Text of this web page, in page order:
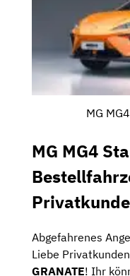
MG
MG MG4
Abgefahrenes
Liebe
GRANATE! Ihr